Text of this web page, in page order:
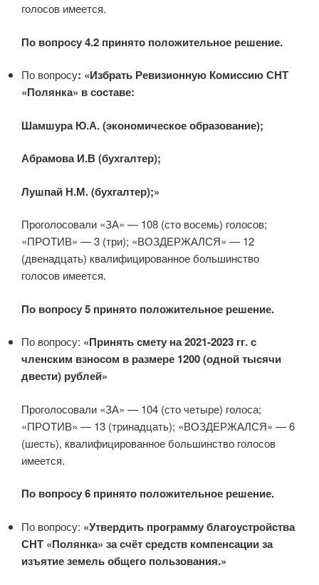
голосов имеется.
По вопросу 4.2 принято положительное решение.
По вопросу: «Избрать Ревизионную Комиссию СНТ
«Полянка» в составе:
Шамшура Ю.А. (экономическое образование);
Абрамова И.В (бухгалтер);
Лушпай Н.М. (бухгалтер);»
Проголосовали «ЗА» — 108 (сто восемь) голосов;
«ПРОТИВ» — 3 (три); «ВОЗДЕРЖАЛСЯ» — 12
(двенадцать) квалифицированное большинство
голосов имеется.
По вопросу 5 принято положительное решение.
По вопросу: «Принять смету на 2021-2023 гг. с
членским взносом в размере 1200 (одной тысячи
двести) рублей»
Проголосовали «ЗА» — 104 (сто четыре) голоса;
«ПРОТИВ» — 13 (тринадцать); «ВОЗДЕРЖАЛСЯ» — 6
(шесть), квалифицированное большинство голосов
имеется.
По вопросу 6 принято положительное решение.
По вопросу: «Утвердить программу благоустройства
СНТ «Полянка» за счёт средств компенсации за
изъятие земель общего пользования.»